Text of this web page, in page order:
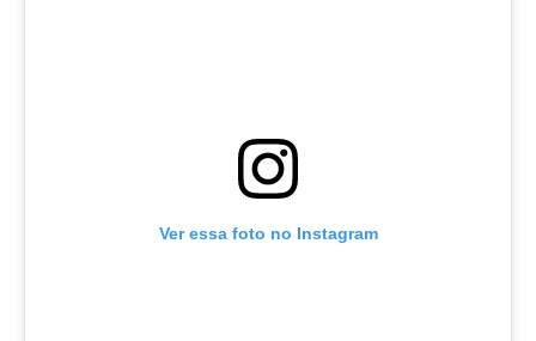
Ver essa foto no Instagram